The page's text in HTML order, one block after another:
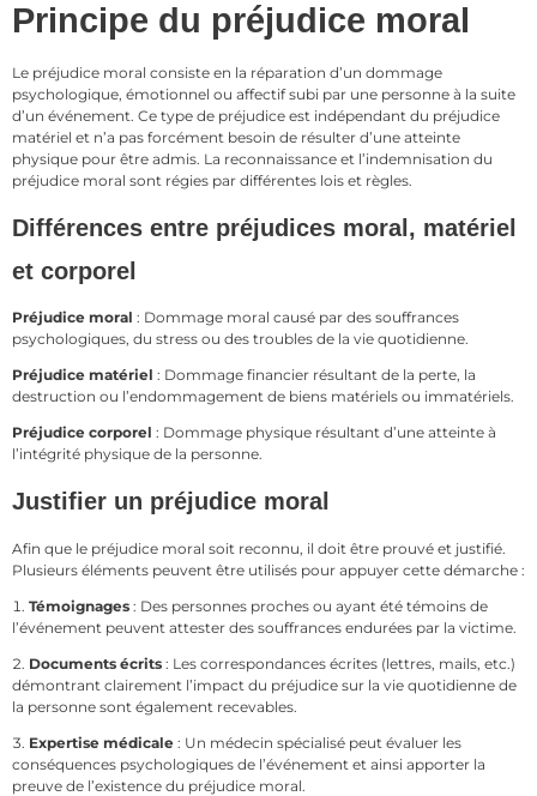
Principe du préjudice moral
Le préjudice moral consiste en la réparation d’un dommage
psychologique, émotionnel ou affectif subi par une personne à la suite
d’un événement. Ce type de préjudice est indépendant du préjudice
matériel et n’a pas forcément besoin de résulter d’une atteinte
physique pour être admis. La reconnaissance et l’indemnisation du
préjudice moral sont régies par différentes lois et règles.
Différences entre préjudices moral, matériel
et corporel
Préjudice moral : Dommage moral causé par des souffrances
psychologiques, du stress ou des troubles de la vie quotidienne.
Préjudice matériel : Dommage financier résultant de la perte, la
destruction ou l’endommagement de biens matériels ou immatériels.
Préjudice corporel : Dommage physique résultant d’une atteinte à
l’intégrité physique de la personne.
Justifier un préjudice moral
Afin que le préjudice moral soit reconnu, il doit être prouvé et justifié.
Plusieurs éléments peuvent être utilisés pour appuyer cette démarche :
Témoignages : Des personnes proches ou ayant été témoins de
l’événement peuvent attester des souffrances endurées par la victime.
Documents écrits : Les correspondances écrites (lettres, mails, etc.)
démontrant clairement l’impact du préjudice sur la vie quotidienne de
la personne sont également recevables.
Expertise médicale : Un médecin spécialisé peut évaluer les
conséquences psychologiques de l’événement et ainsi apporter la
preuve de l’existence du préjudice moral.